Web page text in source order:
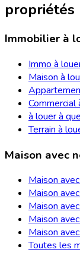
propriétés
Immobilier à
Immo à
Maison à
Commercial
à louer à
Terrain à
Maison avec
Maison
Maison
Maison
Maison
Maison
Toutes les